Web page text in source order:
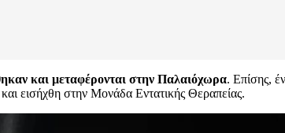
και μεταφέρονται στην Παλαιόχωρα. Επίσης,
εισήχθη στην Μονάδα Εντατικής Θεραπείας.